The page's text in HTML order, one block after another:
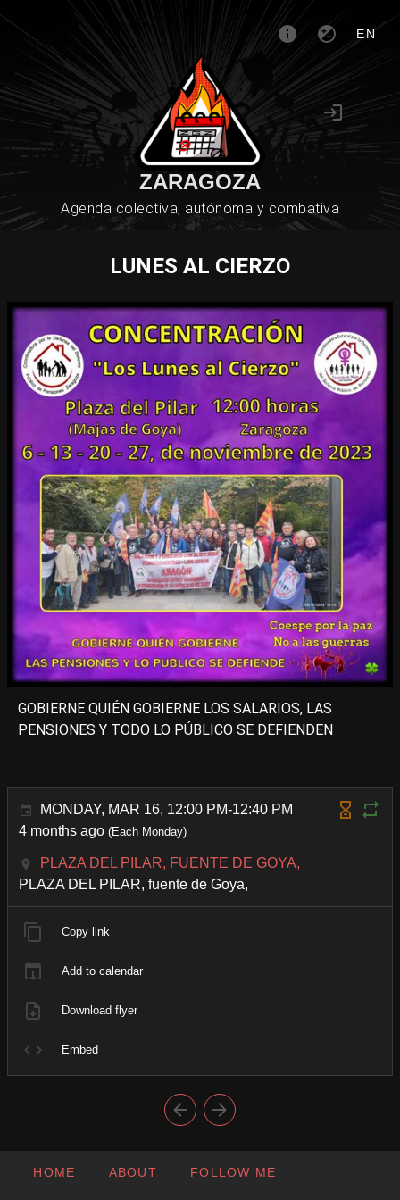
EN
ZARAGOZA
Agenda colectiva, autónoma y combativa
LUNES AL CIERZO
GOBIERNE QUIÉN GOBIERNE LOS SALARIOS, LAS
PENSIONES Y TODO LO PÚBLICO SE DEFIENDEN
MONDAY, MAR 16, 12:00 PM-12:40 PM
4 months ago (Each Monday)
PLAZA DEL PILAR, FUENTE DE GOYA,
PLAZA DEL PILAR, fuente de Goya,
Copy link
Add to calendar
Download flyer
Embed
HOME ABOUT FOLLOW ME